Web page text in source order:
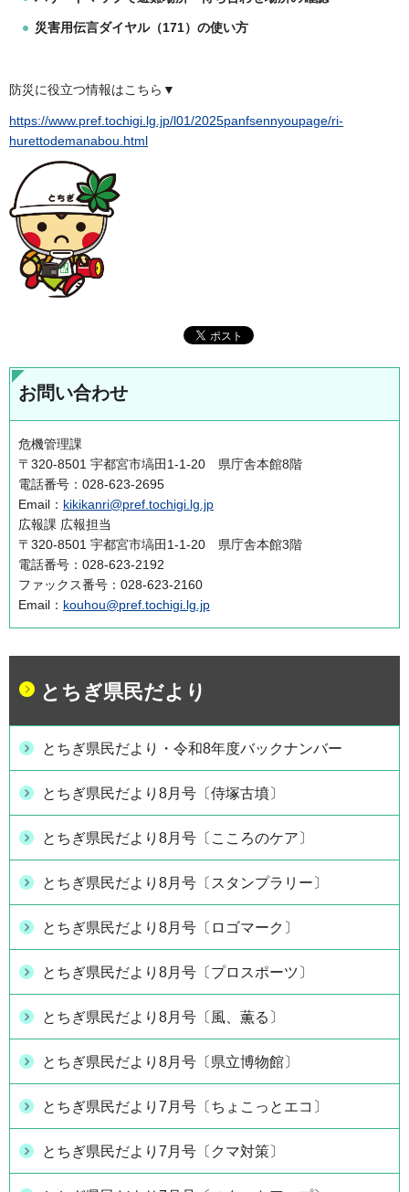
災害用伝言ダイヤル（171）の使い方
防災に役立つ情報はこちら▼
https://www.pref.tochigi.lg.jp/l01/2025panfsennyoupage/ri-
hurettodemanabou.html
お問い合わせ
危機管理課
〒320-8501 宇都宮市塙田1-1-20 県庁舎本館8階
電話番号：028-623-2695
Email： kikikanri@pref.tochigi.lg.jp
広報課 広報担当
〒320-8501 宇都宮市塙田1-1-20 県庁舎本館3階
電話番号：028-623-2192
ファックス番号：028-623-2160
Email： kouhou@pref.tochigi.lg.jp
とちぎ県民だより
とちぎ県民だより・令和8年度バックナンバー
とちぎ県民だより8月号〔侍塚古墳〕
とちぎ県民だより8月号〔こころのケア〕
とちぎ県民だより8月号〔スタンプラリー〕
とちぎ県民だより8月号〔ロゴマーク〕
とちぎ県民だより8月号〔プロスポーツ〕
とちぎ県民だより8月号〔風、薫る〕
とちぎ県民だより8月号〔県立博物館〕
とちぎ県民だより7月号〔ちょこっとエコ〕
とちぎ県民だより7月号〔クマ対策〕